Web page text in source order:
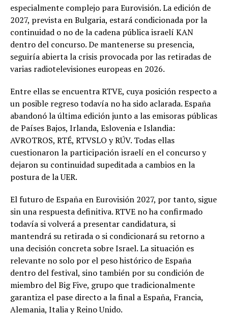
especialmente complejo para Eurovisión. La edición de
2027, prevista en Bulgaria, estará condicionada por la
continuidad o no de la cadena pública israelí KAN
dentro del concurso. De mantenerse su presencia,
seguiría abierta la crisis provocada por las retiradas de
varias radiotelevisiones europeas en 2026.
Entre ellas se encuentra RTVE, cuya posición respecto a
un posible regreso todavía no ha sido aclarada. España
abandonó la última edición junto a las emisoras públicas
de Países Bajos, Irlanda, Eslovenia e Islandia:
AVROTROS, RTÉ, RTVSLO y RÚV. Todas ellas
cuestionaron la participación israelí en el concurso y
dejaron su continuidad supeditada a cambios en la
postura de la UER.
El futuro de España en Eurovisión 2027, por tanto, sigue
sin una respuesta definitiva. RTVE no ha confirmado
todavía si volverá a presentar candidatura, si
mantendrá su retirada o si condicionará su retorno a
una decisión concreta sobre Israel. La situación es
relevante no solo por el peso histórico de España
dentro del festival, sino también por su condición de
miembro del Big Five, grupo que tradicionalmente
garantiza el pase directo a la final a España, Francia,
Alemania, Italia y Reino Unido.